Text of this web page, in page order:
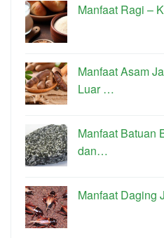
Manfaat Ragi –
Manfaat Asam
Luar …
Manfaat Batuan
dan…
Manfaat Daging